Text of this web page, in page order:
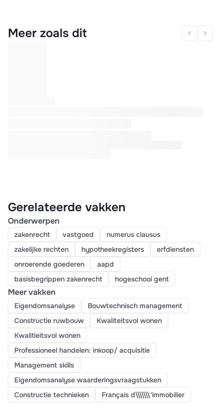
Meer zoals dit
Gerelateerde vakken
Onderwerpen
zakenrecht vastgoed
numerus clausus
zakelijke rechten
hypotheekregisters
erfdiensten
onroerende goederen
aapd
basisbegrippen zakenrecht
hogeschool gent
Meer vakken
Eigendomsanalyse
Bouwtechnisch management
Constructie ruwbouw
Kwaliteitsvol wonen
Kwalitieitsvol wonen
Professioneel handelen: inkoop/ acquisitie
Management skills
Eigendomsanalyse waarderingsvraagstukken
Constructie technieken
Français d\\\\\\\'immobilier